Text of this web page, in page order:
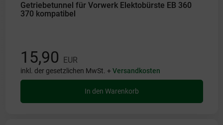
Getriebetunnel für Vorwerk Elektobürste EB 360
370 kompatibel
15,90 EUR
inkl. der gesetzlichen MwSt. +Versandkosten
In den Warenkorb